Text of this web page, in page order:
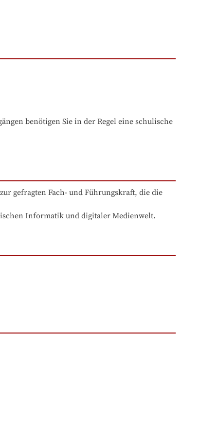
benötigen Sie in der Regel eine schulische
gefragten Fach- und Führungskraft, die die
Informatik und digitaler Medienwelt.